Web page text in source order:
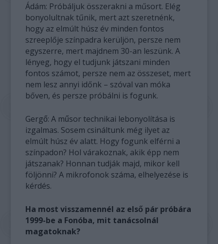
Ádám: Próbáljuk összerakni a műsort. Elég
bonyolultnak tűnik, mert azt szeretnénk,
hogy az elmúlt húsz év minden fontos
szreeplője színpadra kerüljön, persze nem
egyszerre, mert majdnem 30-an leszünk. A
lényeg, hogy el tudjunk játszani minden
fontos számot, persze nem az összeset, mert
nem lesz annyi időnk – szóval van móka
bőven, és persze próbálni is fogunk.
Gergő: A műsor technikai lebonyolítása is
izgalmas. Sosem csináltunk még ilyet az
elmúlt húsz év alatt. Hogy fogunk elférni a
színpadon? Hol várakoznak, akik épp nem
játszanak? Honnan tudják majd, mikor kell
följönni? A mikrofonok száma, elhelyezése is
kérdés.
Ha most visszamennél az első pár próbára
1999-be a Fonóba, mit tanácsolnál
magatoknak?